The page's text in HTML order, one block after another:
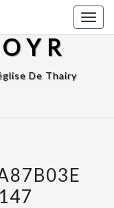
De Thairy